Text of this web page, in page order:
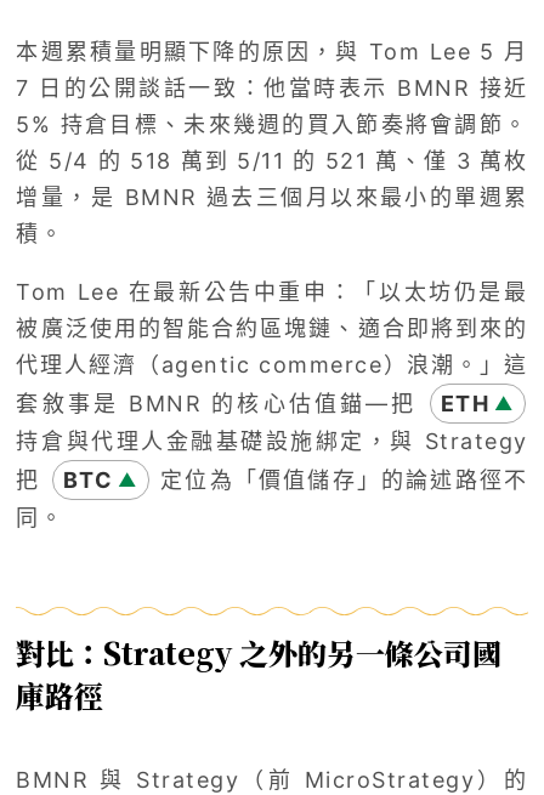
本週累積量明顯下降的原因，與 Tom Lee 5 月
7 日的公開談話一致：他當時表示 BMNR 接近
5% 持倉目標、未來幾週的買入節奏將會調節。
從 5/4 的 518 萬到 5/11 的 521 萬、僅 3 萬枚
增量，是 BMNR 過去三個月以來最小的單週累
積。
Tom Lee 在最新公告中重申：「以太坊仍是最
被廣泛使用的智能合約區塊鏈、適合即將到來的
代理人經濟（agentic commerce）浪潮。」這
套敘事是 BMNR 的核心估值錨—把
ETH ▲
持倉與代理人金融基礎設施綁定，與 Strategy
把
BTC ▲
定位為「價值儲存」的論述路徑不
同。
對比：Strategy 之外的另一條公司國
庫路徑
BMNR 與 Strategy（前 MicroStrategy）的